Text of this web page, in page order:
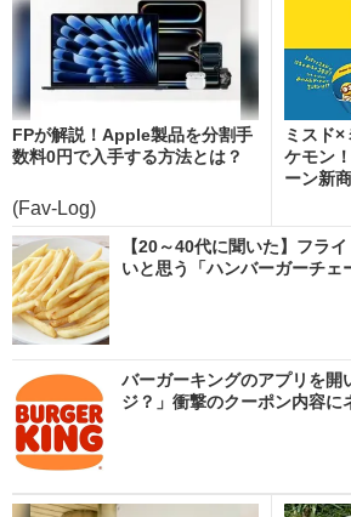
FPが解説！Apple製品を分割手
数料0円で入手する方法とは？
(Fav-Log)
ミスド
ケモン
ーン新
【20～40代に聞いた】フラ
いと思う「ハンバーガーチェ
バーガーキングのアプリを
ジ？」衝撃のクーポン内容に